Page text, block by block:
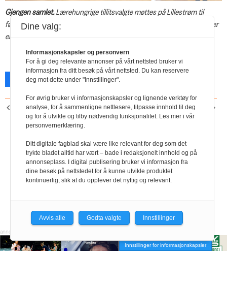
Gjengen samlet. Lærehungrige tillitsvalgte møttes på Lillestrøm til
første samling tidlig i september. Noen helt ferske og noen med litt mer
erfaring
Facebook X Skriv ut
FORRIGE ARTIKKEL
Fem med fagbrev
NESTE ARTIKKEL
Biologens betraktninger
Innstillinger for informasjonskapsler
Dine valg:
Informasjonskapsler og personvern
For å gi deg relevante annonser på vårt nettsted bruker vi
informasjon fra ditt besøk på vårt nettsted. Du kan reservere
deg mot dette under "Innstillinger".
For øvrig bruker vi informasjonskapsler og lignende verktøy for
analyse, for å sammenligne nettlesere, tilpasse innhold til deg
og for å utvikle og tilby nødvendig funksjonalitet. Les mer i vår
personvernerklæring.
Ditt digitale fagblad skal være like relevant for deg som det
trykte bladet alltid har vært – bade i redaksjonelt innhold og på
annonseplass. I digital publisering bruker vi informasjon fra
dine besøk på nettstedet for å kunne utvikle produktet
kontinuerlig, slik at du opplever det nyttig og relevant.
Avvis alle Godta valgte Innstillinger